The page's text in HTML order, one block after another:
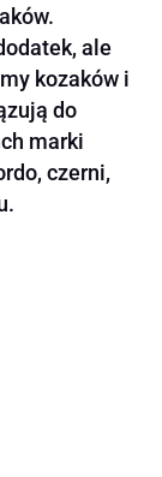
ale
kozaków i
do
marki
czerni,